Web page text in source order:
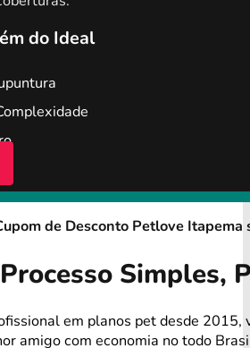
do Ideal
de Desconto Petlove Itapema
Processo Simples,
em planos pet desde 2015,
amigo com economia no todo